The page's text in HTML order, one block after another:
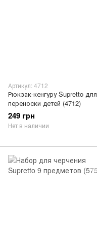
Артикул: 4712
Рюкзак-кенгуру Supretto для
переноски детей (4712)
249 грн
Нет в наличии